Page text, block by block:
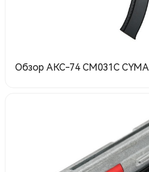
Обзор АКС-74 CM031C CYMA